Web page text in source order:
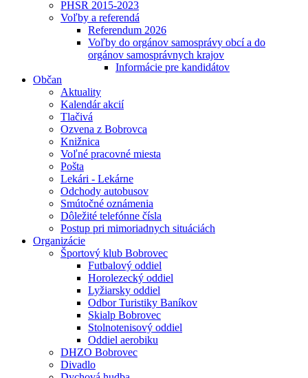
PHSR 2015-2023
Voľby a referendá
Referendum 2026
Voľby do orgánov samosprávy obcí a do
orgánov samosprávnych krajov
Informácie pre kandidátov
Občan
Aktuality
Kalendár akcií
Tlačivá
Ozvena z Bobrovca
Knižnica
Voľné pracovné miesta
Pošta
Lekári - Lekárne
Odchody autobusov
Smútočné oznámenia
Dôležité telefónne čísla
Postup pri mimoriadnych situáciách
Organizácie
Športový klub Bobrovec
Futbalový oddiel
Horolezecký oddiel
Lyžiarsky oddiel
Odbor Turistiky Baníkov
Skialp Bobrovec
Stolnotenisový oddiel
Oddiel aerobiku
DHZO Bobrovec
Divadlo